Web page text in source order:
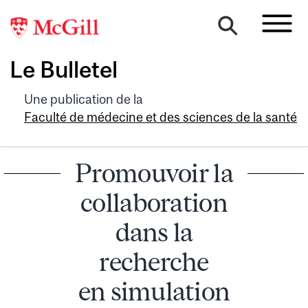
Le Bulletel
Une publication de la
Faculté de médecine et des sciences de la santé
Promouvoir la
collaboration
dans la
recherche
en simulation